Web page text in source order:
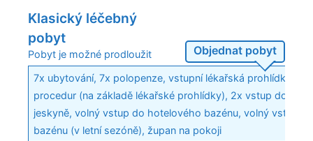
Klasický léčebný
pobyt
Pobyt je možné prodloužit Objednat pobyt
7x ubytování, 7x polopenze, vstupní lékařská prohlídka, 15
procedur (na základě lékařské prohlídky), 2x vstup do
jeskyně, volný vstup do hotelového bazénu, volný vstup
bazénu (v letní sezóně), župan na pokoji